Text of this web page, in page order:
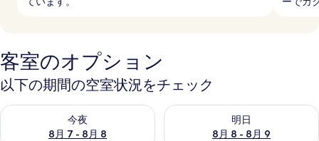
客室のオプション
以下の期間の空室状況をチェック
今夜
8月 7 - 8月 8
今夜 8月 7 - 8月 8 の空室状況をチェック
明日
8月 8 - 8月 9
明日 8月 8 - 8月 9 の空室状況